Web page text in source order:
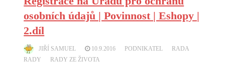
osobních údajů | Povinnost | Eshopy |
2.díl
JIŘÍ SAMUEL 10.9.2016 PODNIKATEL
RADA
RADY
RADY ZE ŽIVOTA